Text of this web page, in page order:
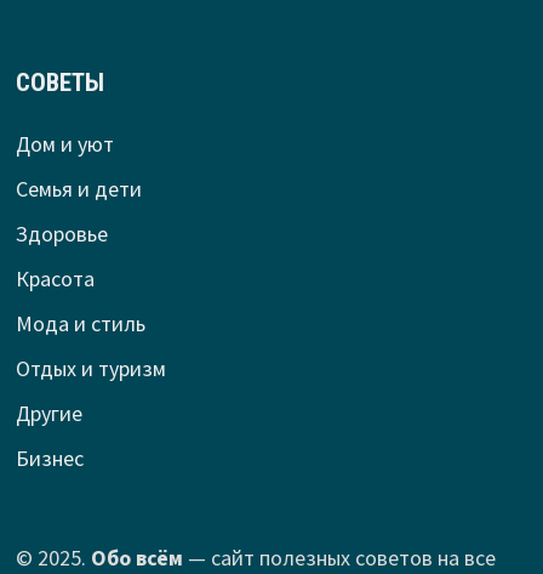
СОВЕТЫ
Дом и уют
Семья и дети
Здоровье
Красота
Мода и стиль
Отдых и туризм
Другие
Бизнес
© 2025. Обо всём — сайт полезных советов на все